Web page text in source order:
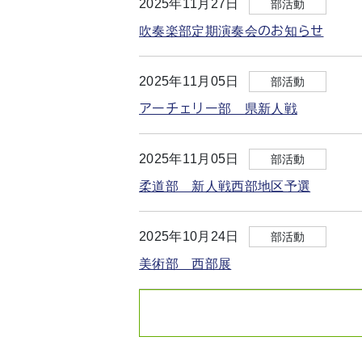
2025年11月27日 部活動
吹奏楽部定期演奏会のお知らせ
2025年11月05日 部活動
アーチェリー部 県新人戦
2025年11月05日 部活動
柔道部 新人戦西部地区予選
2025年10月24日 部活動
美術部 西部展